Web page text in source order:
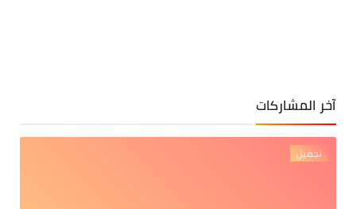
آخر المشاركات
تجميل